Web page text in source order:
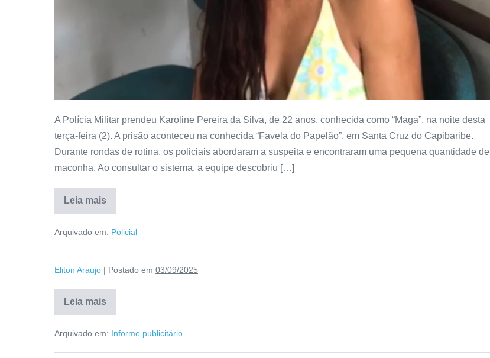
A Polícia Militar prendeu Karoline Pereira da Silva, de 22 anos, conhecida como “Maga”, na noite desta
terça-feira (2). A prisão aconteceu na conhecida “Favela do Papelão”, em Santa Cruz do Capibaribe.
Durante rondas de rotina, os policiais abordaram a suspeita e encontraram uma pequena quantidade de
maconha. Ao consultar o sistema, a equipe descobriu […]
Leia mais
Arquivado em: Policial
Eliton Araujo | Postado em 03/09/2025
Leia mais
Arquivado em: Informe publicitário